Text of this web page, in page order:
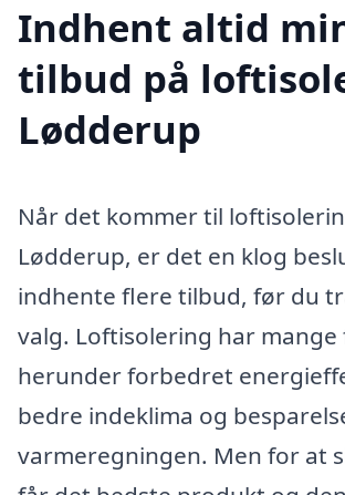
Indhent altid
tilbud på
Lødderup
Når det kommer til
Lødderup, er det en klog
indhente flere tilbud, før du
valg. Loftisolering har mange
herunder forbedret
bedre indeklima og
varmeregningen. Men for at